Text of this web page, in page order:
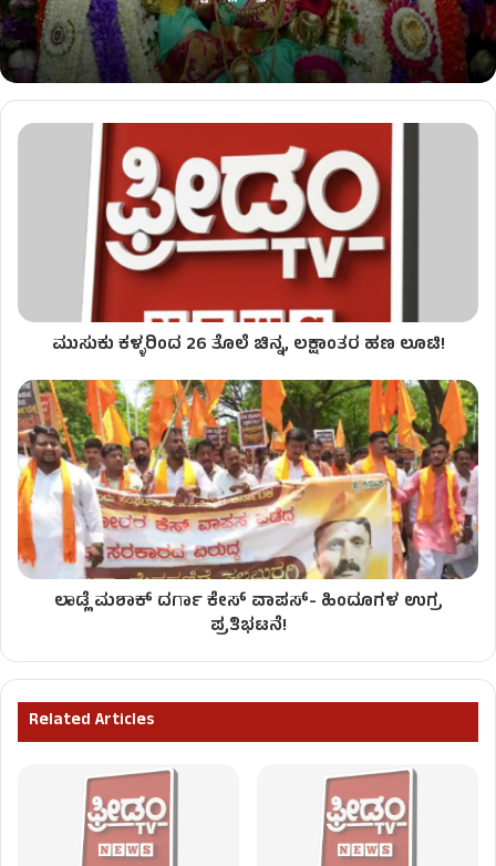
ಮುಸುಕು ಕಳ್ಳರಿಂದ 26 ತೊಲೆ ಚಿನ್ನ, ಲಕ್ಷಾಂತರ ಹಣ ಲೂಟಿ!
ಲಾಡ್ಲೆ ಮಶಾಕ್ ದರ್ಗಾ ಕೇಸ್ ವಾಪಸ್- ಹಿಂದೂಗಳ ಉಗ್ರ
ಪ್ರತಿಭಟನೆ!
Related Articles